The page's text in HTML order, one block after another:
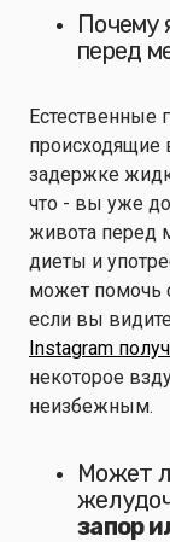
Почему
перед
Естественные
происходящие
задержке
что - вы уже
живота перед
диеты и
может помочь
если вы
Instagram
некоторое
неизбежным.
Может
запор